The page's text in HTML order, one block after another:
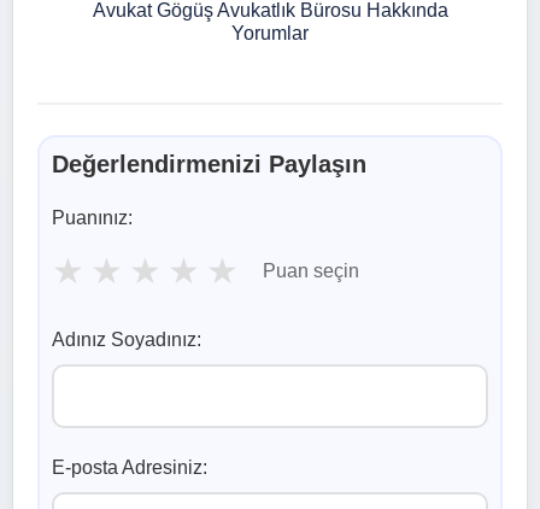
Avukat Gögüş Avukatlık Bürosu Hakkında
Yorumlar
Değerlendirmenizi Paylaşın
Puanınız:
★ ★ ★ ★ ★ Puan seçin
Adınız Soyadınız:
E-posta Adresiniz: